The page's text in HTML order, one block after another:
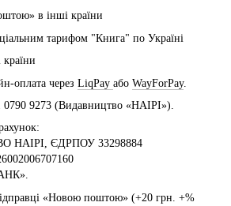
в інші країни
тарифом "Книга" по Україні
оплата через LiqPay або WayForPay.
0790 9273 (Видавництво «НАІРІ»).
ЄДРПОУ 33298884
«Новою поштою» (+20 грн. +%